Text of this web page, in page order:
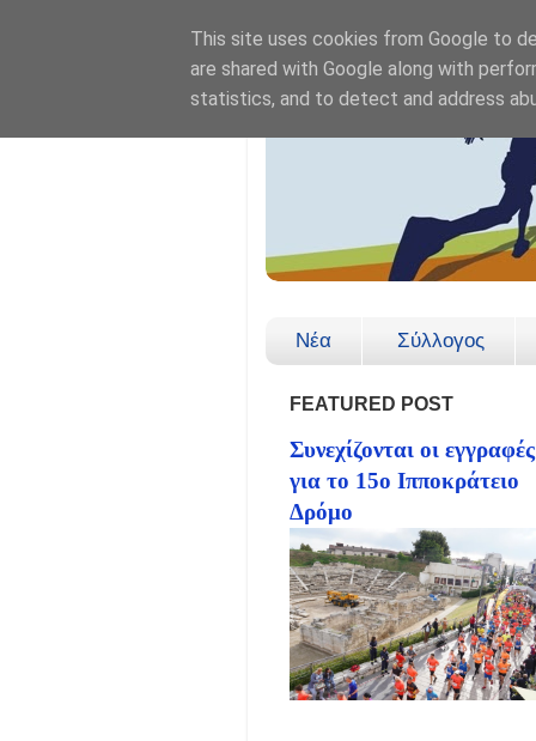
Νέα Σύλλογος
FEATURED POST
Συνεχίζονται οι εγγραφές
για το 15ο Ιπποκράτειο
Δρόμο
This site uses cookies from Google to
are shared with Google along with
statistics, and to detect and address